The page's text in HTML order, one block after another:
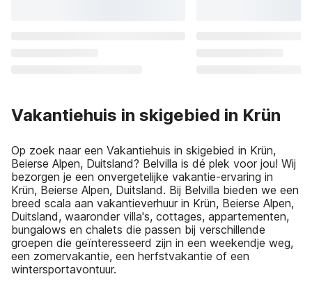
Vakantiehuis in skigebied in Krün
Op zoek naar een Vakantiehuis in skigebied in Krün,
Beierse Alpen, Duitsland? Belvilla is dé plek voor jou! Wij
bezorgen je een onvergetelijke vakantie-ervaring in
Krün, Beierse Alpen, Duitsland. Bij Belvilla bieden we een
breed scala aan vakantieverhuur in Krün, Beierse Alpen,
Duitsland, waaronder villa's, cottages, appartementen,
bungalows en chalets die passen bij verschillende
groepen die geïnteresseerd zijn in een weekendje weg,
een zomervakantie, een herfstvakantie of een
wintersportavontuur.